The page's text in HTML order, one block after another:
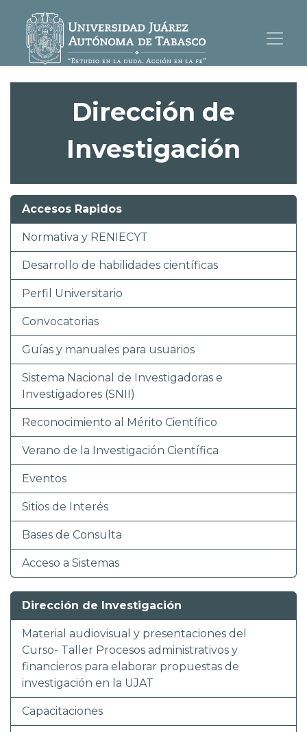
Dirección de
Investigación
Accesos Rapidos
Normativa y RENIECYT
Desarrollo de habilidades científicas
Perfil Universitario
Convocatorias
Guías y manuales para usuarios
Sistema Nacional de Investigadoras e
Investigadores (SNII)
Reconocimiento al Mérito Científico
Verano de la Investigación Científica
Eventos
Sitios de Interés
Bases de Consulta
Acceso a Sistemas
Dirección de Investigación
Material audiovisual y presentaciones del
Curso- Taller Procesos administrativos y
financieros para elaborar propuestas de
investigación en la UJAT
Capacitaciones